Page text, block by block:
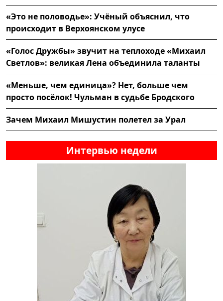
«Это не половодье»: Учёный объяснил, что
происходит в Верхоянском улусе
«Голос Дружбы» звучит на теплоходе «Михаил
Светлов»: великая Лена объединила таланты
«Меньше, чем единица»? Нет, больше чем
просто посёлок! Чульман в судьбе Бродского
Зачем Михаил Мишустин полетел за Урал
Интервью недели